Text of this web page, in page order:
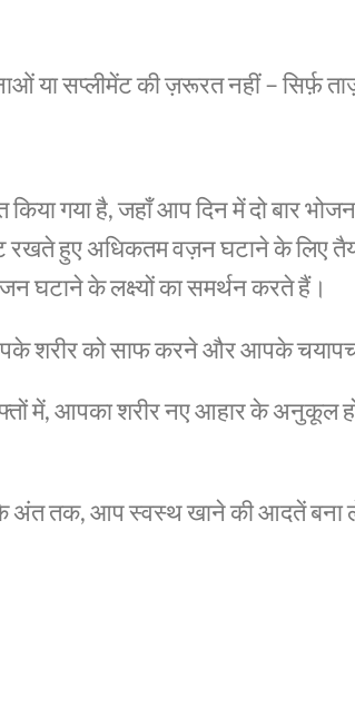
या सप्लीमेंट की ज़रूरत नहीं – सिर्फ़
किया गया है, जहाँ आप दिन में दो बार
रखते हुए अधिकतम वज़न घटाने के लिए
घटाने के लक्ष्यों का समर्थन करते हैं।
शरीर को साफ करने और आपके
में, आपका शरीर नए आहार के अनुकूल
के अंत तक, आप स्वस्थ खाने की आदतें